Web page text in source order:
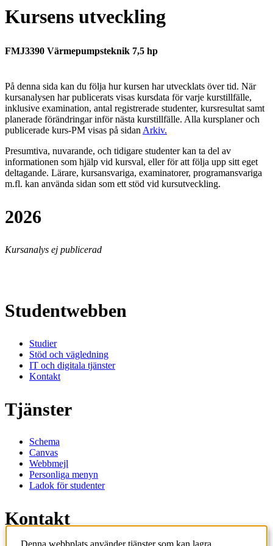
Kursens utveckling
FMJ3390 Värmepumpsteknik 7,5 hp
På denna sida kan du följa hur kursen har utvecklats över tid. När
kursanalysen har publicerats visas kursdata för varje kurstillfälle,
inklusive examination, antal registrerade studenter, kursresultat samt
planerade förändringar inför nästa kurstillfälle. Alla kursplaner och
publicerade kurs-PM visas på sidan Arkiv.
Presumtiva, nuvarande, och tidigare studenter kan ta del av
informationen som hjälp vid kursval, eller för att följa upp sitt eget
deltagande. Lärare, kursansvariga, examinatorer, programansvariga
m.fl. kan använda sidan som ett stöd vid kursutveckling.
2026
Kursanalys ej publicerad
Studentwebben
Studier
Stöd och vägledning
IT och digitala tjänster
Kontakt
Tjänster
Schema
Canvas
Webbmejl
Personliga menyn
Ladok för studenter
Kontakt
Denna webbplats använder tjänster som kan lagra